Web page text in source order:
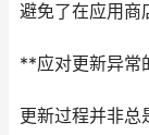
避免了在应用商
**应对更新异常
更新过程并非总